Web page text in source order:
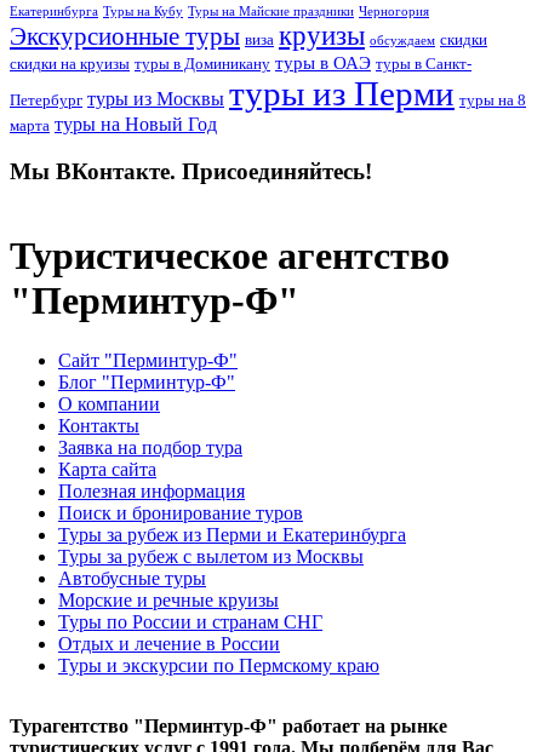
Екатеринбурга Туры на Кубу Туры на Майские праздники Черногория
Экскурсионные туры виза круизы обсуждаем скидки
скидки на круизы туры в Доминикану туры в ОАЭ туры в Санкт-
Петербург туры из Москвы туры из Перми туры на 8
марта туры на Новый Год
Мы ВКонтакте. Присоединяйтесь!
Туристическое агентство
"Перминтур-Ф"
Сайт "Перминтур-Ф"
Блог "Перминтур-Ф"
О компании
Контакты
Заявка на подбор тура
Карта сайта
Полезная информация
Поиск и бронирование туров
Туры за рубеж из Перми и Екатеринбурга
Туры за рубеж с вылетом из Москвы
Автобусные туры
Морские и речные круизы
Туры по России и странам СНГ
Отдых и лечение в России
Туры и экскурсии по Пермскому краю
Турагентство "Перминтур-Ф" работает на рынке
туристических услуг с 1991 года. Мы подберём для Вас